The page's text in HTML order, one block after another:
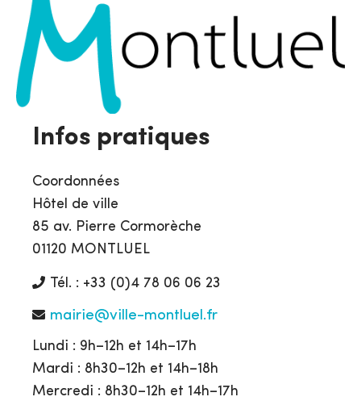
Infos pratiques
Coordonnées
Hôtel de ville
85 av. Pierre Cormorèche
01120 MONTLUEL
Tél. : +33 (0)4 78 06 06 23
mairie@ville-montluel.fr
Lundi : 9h–12h et 14h–17h
Mardi : 8h30–12h et 14h–18h
Mercredi : 8h30–12h et 14h–17h